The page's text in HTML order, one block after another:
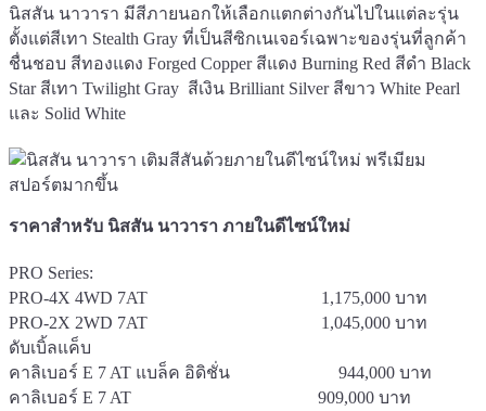
นิสสัน นาวารา มีสีภายนอกให้เลือกแตกต่างกันไปในแต่ละรุ่น
ตั้งแต่สีเทา Stealth Gray ที่เป็นสีซิกเนเจอร์เฉพาะของรุ่นที่ลูกค้า
ชื่นชอบ สีทองแดง Forged Copper สีแดง Burning Red สีดำ Black
Star สีเทา Twilight Gray สีเงิน Brilliant Silver สีขาว White Pearl
และ Solid White
ราคาสำหรับ นิสสัน นาวารา ภายในดีไซน์ใหม่
PRO Series:
PRO-4X 4WD 7AT 1,175,000 บาท
PRO-2X 2WD 7AT 1,045,000 บาท
ดับเบิ้ลแค็บ
คาลิเบอร์ E 7 AT แบล็ค อิดิชั่น 944,000 บาท
คาลิเบอร์ E 7 AT 909,000 บาท